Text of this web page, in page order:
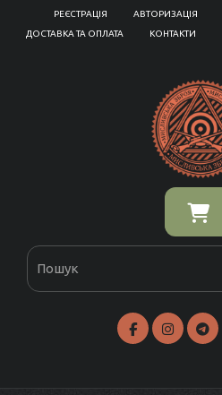
РЕЄСТРАЦІЯ АВТОРИЗАЦІЯ
ДОСТАВКА ТА ОПЛАТА
КОНТАКТИ